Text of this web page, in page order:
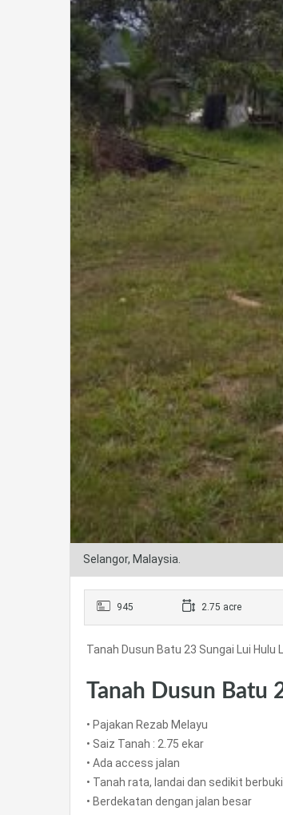
Selangor, Malaysia.
945 2.75 acre
Tanah Dusun Batu 23 Sungai Lui Hulu
Tanah Dusun Batu
• Pajakan Rezab Melayu
• Saiz Tanah : 2.75 ekar
• Ada access jalan
• Tanah rata, landai dan sedikit
• Berdekatan dengan jalan besar